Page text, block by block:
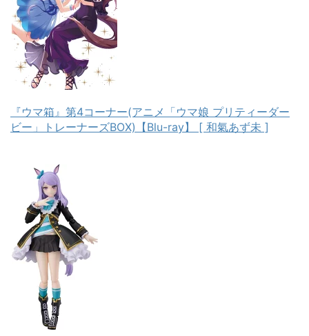
『ウマ箱』第4コーナー(アニメ「ウマ娘 プリティーダー
ビー」トレーナーズBOX)【Blu-ray】 [ 和氣あず未 ]